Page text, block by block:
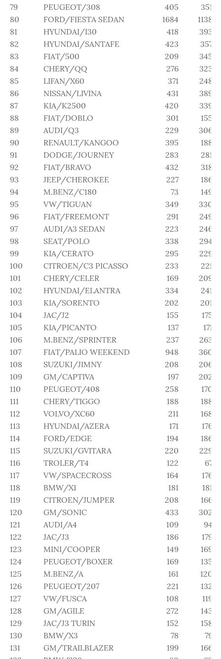
79
PEUGEOT/308 405
351
80
FORD/FIESTA SEDAN 1684
1138
81
HYUNDAI/I30 418
393
82
HYUNDAI/SANTAFE 423
357
83
FIAT/500 209
345
84
CHERY/QQ 276
323
85
LIFAN/X60 371
248
86
NISSAN/LIVINA 431
389
87
KIA/K2500 420
339
88
FIAT/DOBLO 301
155
89
AUDI/Q3 229
306
90
RENAULT/KANGOO 395
188
91
DODGE/JOURNEY 283
281
92
FIAT/BRAVO 432
318
93
JEEP/CHEROKEE 227
186
94
M.BENZ/C180 73
149
95
VW/TIGUAN 349
330
96
FIAT/FREEMONT 291
249
97
AUDI/A3 SEDAN 223
246
98
SEAT/POLO 338
294
99
KIA/CERATO 295
229
100
CITROEN/C3 PICASSO 233
221
101
CHERY/CELER 169
209
102
HYUNDAI/ELANTRA 334
241
103
KIA/SORENTO 202
201
104
JAC/J2 155
175
105
KIA/PICANTO 137
171
106
M.BENZ/SPRINTER 237
263
107
FIAT/PALIO WEEKEND 948
360
108
SUZUKI/JIMNY 208
206
109
GM/CAPTIVA 197
202
110
PEUGEOT/408 258
170
111
CHERY/TIGGO 188
188
112
VOLVO/XC60 211
168
113
HYUNDAI/AZERA 171
176
114
FORD/EDGE 194
186
115
SUZUKI/GVITARA 220
229
116
TROLER/T4 122
67
117
VW/SPACECROSS 164
176
118
BMW/X1 181
181
119
CITROEN/JUMPER 208
166
120
GM/SONIC 433
302
121
AUDI/A4 109
94
122
JAC/J3 186
179
123
MINI/COOPER 149
169
124
PEUGEOT/BOXER 169
135
125
M.BENZ/A 161
120
126
PEUGEOT/207 221
132
127
VW/FUSCA 108
119
128
GM/AGILE 272
143
129
JAC/J3 TURIN 152
158
130
BMW/X3 78
79
131
GM/TRAILBLAZER 199
166